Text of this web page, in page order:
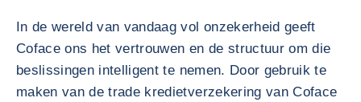
In de wereld van vandaag vol onzekerheid geeft
Coface ons het vertrouwen en de structuur om die
beslissingen intelligent te nemen. Door gebruik te
maken van de trade kredietverzekering van Coface